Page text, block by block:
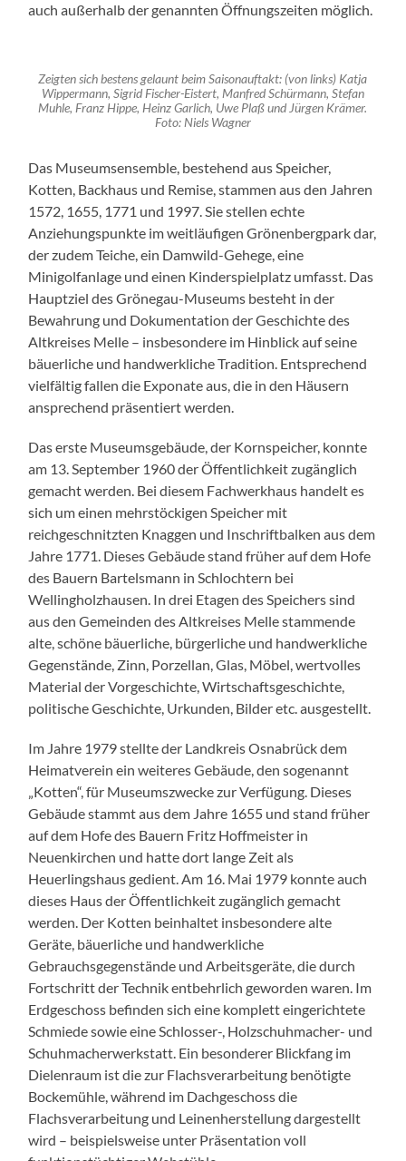
auch außerhalb der genannten Öffnungszeiten möglich.
Zeigten sich bestens gelaunt beim Saisonauftakt: (von links) Katja
Wippermann, Sigrid Fischer-Eistert, Manfred Schürmann, Stefan
Muhle, Franz Hippe, Heinz Garlich, Uwe Plaß und Jürgen Krämer.
Foto: Niels Wagner
Das Museumsensemble, bestehend aus Speicher,
Kotten, Backhaus und Remise, stammen aus den Jahren
1572, 1655, 1771 und 1997. Sie stellen echte
Anziehungspunkte im weitläufigen Grönenbergpark dar,
der zudem Teiche, ein Damwild-Gehege, eine
Minigolfanlage und einen Kinderspielplatz umfasst. Das
Hauptziel des Grönegau-Museums besteht in der
Bewahrung und Dokumentation der Geschichte des
Altkreises Melle – insbesondere im Hinblick auf seine
bäuerliche und handwerkliche Tradition. Entsprechend
vielfältig fallen die Exponate aus, die in den Häusern
ansprechend präsentiert werden.
Das erste Museumsgebäude, der Kornspeicher, konnte
am 13. September 1960 der Öffentlichkeit zugänglich
gemacht werden. Bei diesem Fachwerkhaus handelt es
sich um einen mehrstöckigen Speicher mit
reichgeschnitzten Knaggen und Inschriftbalken aus dem
Jahre 1771. Dieses Gebäude stand früher auf dem Hofe
des Bauern Bartelsmann in Schlochtern bei
Wellingholzhausen. In drei Etagen des Speichers sind
aus den Gemeinden des Altkreises Melle stammende
alte, schöne bäuerliche, bürgerliche und handwerkliche
Gegenstände, Zinn, Porzellan, Glas, Möbel, wertvolles
Material der Vorgeschichte, Wirtschaftsgeschichte,
politische Geschichte, Urkunden, Bilder etc. ausgestellt.
Im Jahre 1979 stellte der Landkreis Osnabrück dem
Heimatverein ein weiteres Gebäude, den sogenannt
„Kotten“, für Museumszwecke zur Verfügung. Dieses
Gebäude stammt aus dem Jahre 1655 und stand früher
auf dem Hofe des Bauern Fritz Hoffmeister in
Neuenkirchen und hatte dort lange Zeit als
Heuerlingshaus gedient. Am 16. Mai 1979 konnte auch
dieses Haus der Öffentlichkeit zugänglich gemacht
werden. Der Kotten beinhaltet insbesondere alte
Geräte, bäuerliche und handwerkliche
Gebrauchsgegenstände und Arbeitsgeräte, die durch
Fortschritt der Technik entbehrlich geworden waren. Im
Erdgeschoss befinden sich eine komplett eingerichtete
Schmiede sowie eine Schlosser-, Holzschuhmacher- und
Schuhmacherwerkstatt. Ein besonderer Blickfang im
Dielenraum ist die zur Flachsverarbeitung benötigte
Bockemühle, während im Dachgeschoss die
Flachsverarbeitung und Leinenherstellung dargestellt
wird – beispielsweise unter Präsentation voll